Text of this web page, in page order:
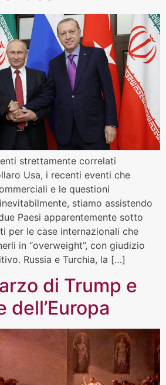
strettamente correlati
Usa, i recenti eventi che
e le questioni
stiamo assistendo
Paesi apparentemente sotto
per le case internazionali che
in “overweight”, con giudizio
Russia e Turchia, la […]
di Trump e
dell’Europa